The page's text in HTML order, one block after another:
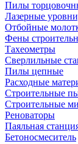
Пилы
Лазерные
Отбойные
Фены
Тахеометры
Сверлильные
Пилы цепные
Расходные
Строительные
Строительные
Реноваторы
Паяльная
Бетоносмеситель